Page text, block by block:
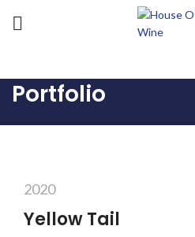
Portfolio
2020
Yellow Tail